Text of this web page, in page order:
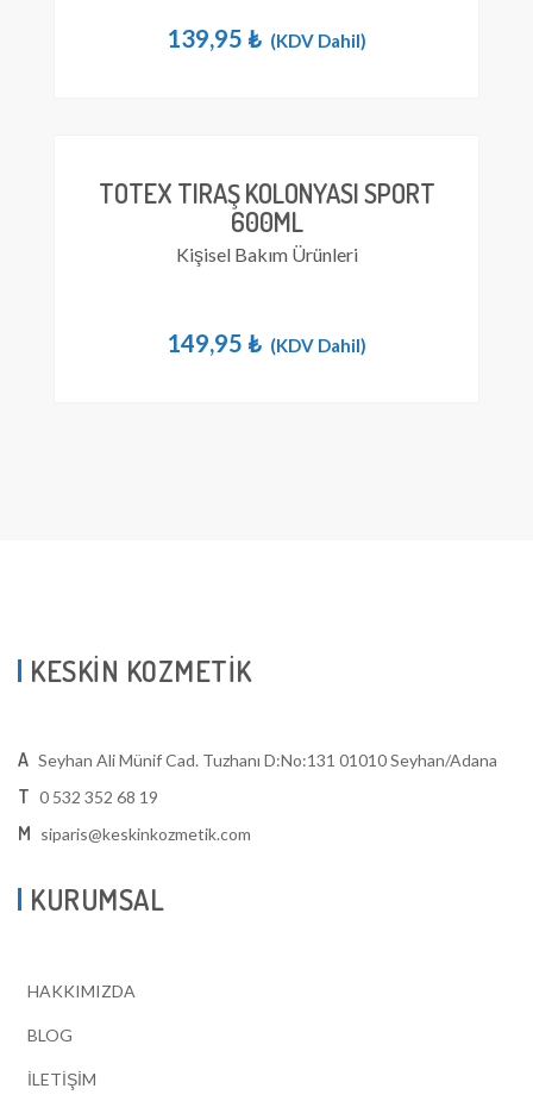
139,95 ₺ (KDV Dahil)
TOTEX TIRAŞ KOLONYASI SPORT
600ML
Kişisel Bakım Ürünleri
149,95 ₺ (KDV Dahil)
KESKİN KOZMETİK
A Seyhan Ali Münif Cad. Tuzhanı D:No:131 01010 Seyhan/Adana
T 0 532 352 68 19
M siparis@keskinkozmetik.com
KURUMSAL
HAKKIMIZDA
BLOG
İLETİŞİM